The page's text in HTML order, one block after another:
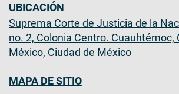
UBICACIÓN
Suprema Corte de Justicia de la
no. 2, Colonia Centro. Cuauhtémoc,
México, Ciudad de México
MAPA DE SITIO